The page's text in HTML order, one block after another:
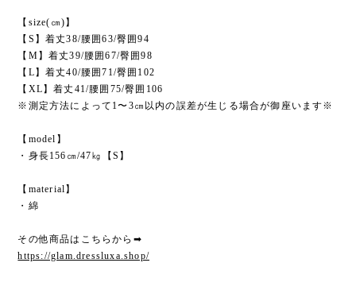
【size(㎝)】
【S】着丈38/腰囲63/臀囲94
【M】着丈39/腰囲67/臀囲98
【L】着丈40/腰囲71/臀囲102
【XL】着丈41/腰囲75/臀囲106
※測定方法によって1〜3㎝以内の誤差が生じる場合が御座います※
【model】
・身長156㎝/47㎏【S】
【material】
・綿
その他商品はこちらから➡︎
https://glam.dressluxa.shop/